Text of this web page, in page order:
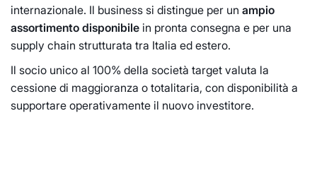
internazionale. Il business si distingue per un ampio
assortimento disponibile in pronta consegna e per una
supply chain strutturata tra Italia ed estero.
Il socio unico al 100% della società target valuta la
cessione di maggioranza o totalitaria, con disponibilità a
supportare operativamente il nuovo investitore.